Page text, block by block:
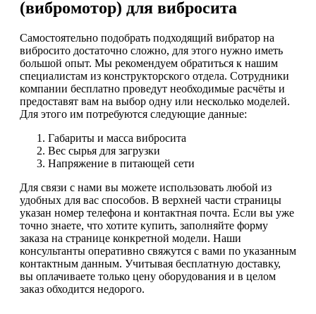
(вибромотор) для вибросита
Самостоятельно подобрать подходящий вибратор на
вибросито достаточно сложно, для этого нужно иметь
большой опыт. Мы рекомендуем обратиться к нашим
специалистам из конструкторского отдела. Сотрудники
компании бесплатно проведут необходимые расчёты и
предоставят вам на выбор одну или несколько моделей.
Для этого им потребуются следующие данные:
Габариты и масса вибросита
Вес сырья для загрузки
Напряжение в питающей сети
Для связи с нами вы можете использовать любой из
удобных для вас способов. В верхней части страницы
указан номер телефона и контактная почта. Если вы уже
точно знаете, что хотите купить, заполняйте форму
заказа на странице конкретной модели. Наши
консультанты оперативно свяжутся с вами по указанным
контактным данным. Учитывая бесплатную доставку,
вы оплачиваете только цену оборудования и в целом
заказ обходится недорого.